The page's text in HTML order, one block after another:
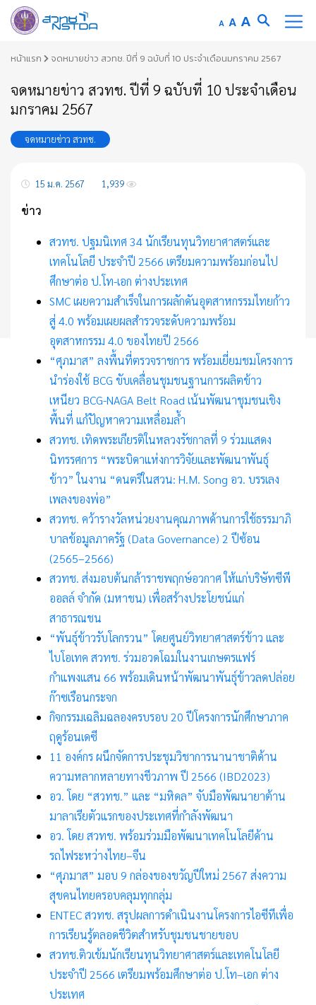
content
A Decrease
size.
AReset
size.
A Increase
size.
หน้าแรก จดหมายข่าว สวทช. ปีที่ 9 ฉบับที่ 10 ประจำเดือนมกราคม 2567
จดหมายข่าว สวทช. ปีที่ 9 ฉบับที่ 10 ประจำเดือน
มกราคม 2567
จดหมายข่าว สวทช.
15 ม.ค. 2567 1,939
ข่าว
สวทช. ปฐมนิเทศ 34 นักเรียนทุนวิทยาศาสตร์และ
เทคโนโลยี ประจำปี 2566 เตรียมความพร้อมก่อนไป
ศึกษาต่อ ป.โท-เอก ต่างประเทศ
SMC เผยความสำเร็จในการผลักดันอุตสาหกรรมไทยก้าว
สู่ 4.0 พร้อมเผยผลสำรวจระดับความพร้อม
อุตสาหกรรม 4.0 ของไทยปี 2566
“ศุภมาส” ลงพื้นที่ตรวจราชการ พร้อมเยี่ยมชมโครงการ
นำร่องใช้ BCG ขับเคลื่อนชุมชนฐานการผลิตข้าว
เหนียว BCG-NAGA Belt Road เน้นพัฒนาชุมชนเชิง
พื้นที่ แก้ปัญหาความเหลื่อมล้ำ
สวทช. เทิดพระเกียรติในหลวงรัชกาลที่ 9 ร่วมแสดง
นิทรรศการ “พระบิดาแห่งการวิจัยและพัฒนาพันธุ์
ข้าว”ในงาน “ดนตรีในสวน: H.M. Song อว. บรรเลง
เพลงของพ่อ”
สวทช. คว้ารางวัลหน่วยงานคุณภาพด้านการใช้ธรรมาภิ
บาลข้อมูลภาครัฐ (Data Governance) 2 ปีซ้อน
(2565–2566)
สวทช. ส่งมอบต้นกล้าราชพฤกษ์อวกาศ ให้แก่บริษัทซีพี
ออลล์ จำกัด (มหาชน) เพื่อสร้างประโยชน์แก่
สาธารณชน
“พันธุ์ข้าวรับโลกรวน” โดยศูนย์วิทยาศาสตร์ข้าว และ
ไบโอเทค สวทช. ร่วมอวดโฉมในงานเกษตรแฟร์
กำแพงแสน 66 พร้อมเดินหน้าพัฒนาพันธุ์ข้าวลดปล่อย
ก๊าซเรือนกระจก
กิจกรรมเฉลิมฉลองครบรอบ 20 ปีโครงการนักศึกษาภาค
ฤดูร้อนเดซี
11 องค์กร ผนึกจัดการประชุมวิชาการนานาชาติด้าน
ความหลากหลายทางชีวภาพ ปี 2566 (IBD2023)
อว. โดย “สวทช.” และ “มหิดล” จับมือพัฒนายาต้าน
มาลาเรียตัวแรกของประเทศที่กำลังพัฒนา
อว. โดย สวทช. พร้อมร่วมมือพัฒนาเทคโนโลยีด้าน
รถไฟระหว่างไทย–จีน
“ศุภมาส” มอบ 9 กล่องของขวัญปีใหม่ 2567 ส่งความ
สุขคนไทยครอบคลุมทุกกลุ่ม
ENTEC สวทช. สรุปผลการดำเนินงานโครงการไอซีทีเพื่อ
การเรียนรู้ตลอดชีวิตสำหรับชุมชนชายขอบ
สวทช.ติวเข้มนักเรียนทุนวิทยาศาสตร์และเทคโนโลยี
ประจำปี 2566 เตรียมพร้อมศึกษาต่อ ป.โท–เอก ต่าง
ประเทศ